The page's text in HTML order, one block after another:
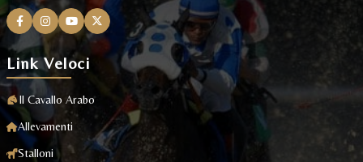
Link Veloci
Il Cavallo Arabo
Allevamenti
Stalloni